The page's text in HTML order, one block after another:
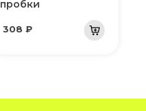
пробки
308 ₽